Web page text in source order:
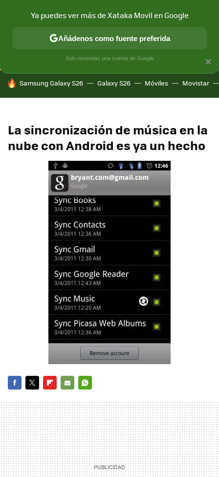
CONECTIVIDAD MÓVIL Y SOCIEDAD APLICACIONES
HOY SE HABLA DE
Samsung Galaxy S26 Galaxy S26 Móviles Movistar
La sincronización de música en la
nube con Android es ya un hecho
MAIL
×
Ya puedes ver más de Xataka Movil en Google
Añádenos como fuente preferida
Solo necesitas una cuenta de Google